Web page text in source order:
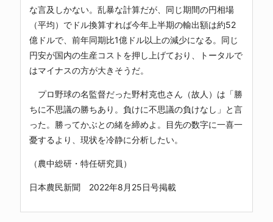
な言及しかない。乱暴な計算だが、同じ期間の円相場
（平均）でドル換算すれば今年上半期の輸出額は約52
億ドルで、前年同期比1億ドル以上の減少になる。同じ
円安が国内の生産コストを押し上げており、トータルで
はマイナスの方が大きそうだ。
プロ野球の名監督だった野村克也さん（故人）は「勝
ちに不思議の勝ちあり。負けに不思議の負けなし」と言
った。勝ってかぶとの緒を締めよ。目先の数字に一喜一
憂するより、現状を冷静に分析したい。
（農中総研・特任研究員）
日本農民新聞 2022年8月25日号掲載